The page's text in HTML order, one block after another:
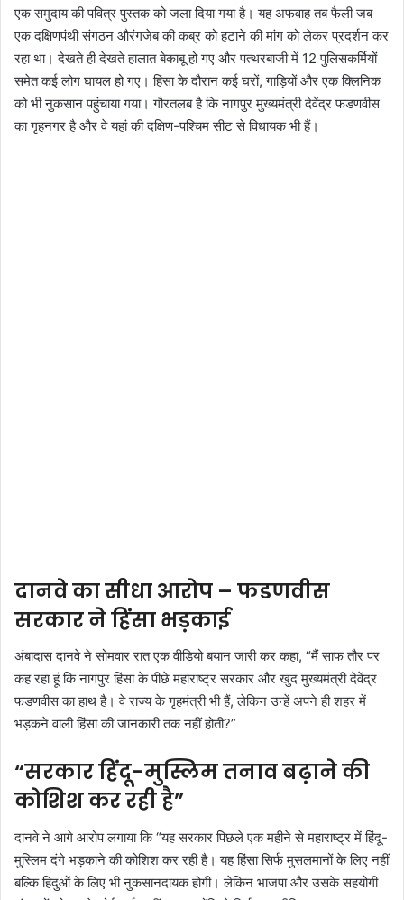
एक समुदाय की पवित्र पुस्तक को जला दिया गया है। यह अफवाह तब फैली जब
एक दक्षिणपंथी संगठन औरंगजेब की कब्र को हटाने की मांग को लेकर प्रदर्शन कर
रहा था। देखते ही देखते हालात बेकाबू हो गए और पत्थरबाजी में 12 पुलिसकर्मियों
समेत कई लोग घायल हो गए। हिंसा के दौरान कई घरों, गाड़ियों और एक क्लिनिक
को भी नुकसान पहुंचाया गया। गौरतलब है कि नागपुर मुख्यमंत्री देवेंद्र फडणवीस
का गृहनगर है और वे यहां की दक्षिण-पश्चिम सीट से विधायक भी हैं।
दानवे का सीधा आरोप – फडणवीस
सरकार ने हिंसा भड़काई
अंबादास दानवे ने सोमवार रात एक वीडियो बयान जारी कर कहा, “मैं साफ तौर पर
कह रहा हूं कि नागपुर हिंसा के पीछे महाराष्ट्र सरकार और खुद मुख्यमंत्री देवेंद्र
फडणवीस का हाथ है। वे राज्य के गृहमंत्री भी हैं, लेकिन उन्हें अपने ही शहर में
भड़कने वाली हिंसा की जानकारी तक नहीं होती?”
“सरकार हिंदू-मुस्लिम तनाव बढ़ाने की
कोशिश कर रही है”
दानवे ने आगे आरोप लगाया कि“यह सरकार पिछले एक महीने से महाराष्ट्र में हिंदू-
मुस्लिम दंगे भड़काने की कोशिश कर रही है। यह हिंसा सिर्फ मुसलमानों के लिए नहीं
बल्कि हिंदुओं के लिए भी नुकसानदायक होगी। लेकिन भाजपा और उसके सहयोगी